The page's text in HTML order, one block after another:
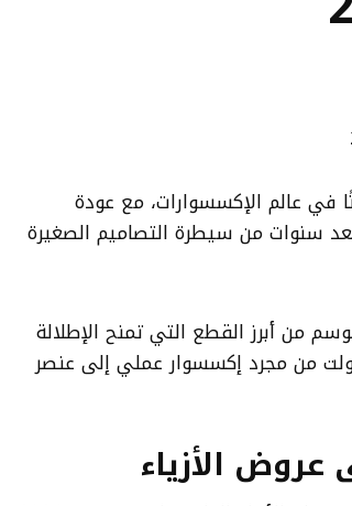
2026 تحولًا لافتًا في عالم الإكسسوارات، مع عودة
سنوات من سيطرة التصاميم الصغيرة
من أبرز القطع التي تمنح الإطلالة
من مجرد إكسسوار عملي إلى عنصر
الأزياء